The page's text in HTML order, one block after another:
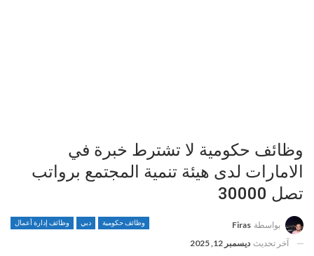
وظائف حكومية لا تشترط خبرة في
الامارات لدى هيئة تنمية المجتمع برواتب
تصل 30000
وظائف حكومية دبي وظائف إدارة أعمال بواسطة Firas
آخر تحديث ديسمبر 12, 2025